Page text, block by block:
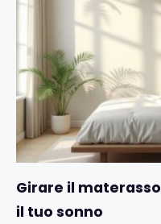
Girare il
il tuo sonno